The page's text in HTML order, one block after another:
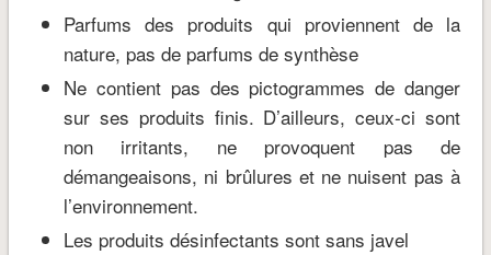
Parfums des produits qui proviennent de la
nature, pas de parfums de synthèse
Ne contient pas des pictogrammes de danger
sur ses produits finis. D’ailleurs, ceux-ci sont
non irritants, ne provoquent pas de
démangeaisons, ni brûlures et ne nuisent pas à
l’environnement.
Les produits désinfectants sont sans javel